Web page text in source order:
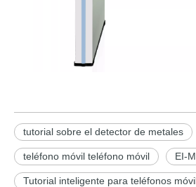
tutorial sobre el detector de metales
teléfono móvil teléfono móvil EI-
Tutorial inteligente para teléfonos